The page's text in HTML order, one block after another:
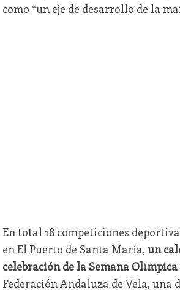
como “un eje de desarrollo de la
En total 18 competiciones
en El Puerto de Santa María, un
celebración de la Semana
Federación Andaluza de Vela, una